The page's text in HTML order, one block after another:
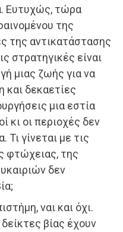
Ευτυχώς, τώρα
της
της αντικατάστασης
στρατηγικές είναι
μιας ζωής για να
και δεκαετίες
μια εστία
κι οι περιοχές δεν
Τι γίνεται με τις
φτώχειας, της
δεν
ναι και όχι.
βίας έχουν